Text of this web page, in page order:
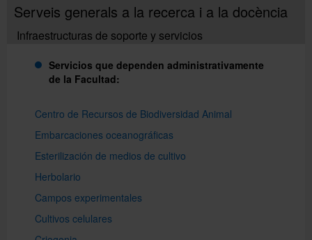
Investigación e innovación
Servicios
Recursos para el alumnado
Directorio
Serveis generals a la recerca i a la docència
Infraestructuras de soporte y servicios
Servicios que dependen administrativamente
de la Facultad:
Centro de Recursos de Biodiversidad Animal
Embarcaciones oceanográficas
Esterilización de medios de cultivo
Herbolario
Campos experimentales
Cultivos celulares